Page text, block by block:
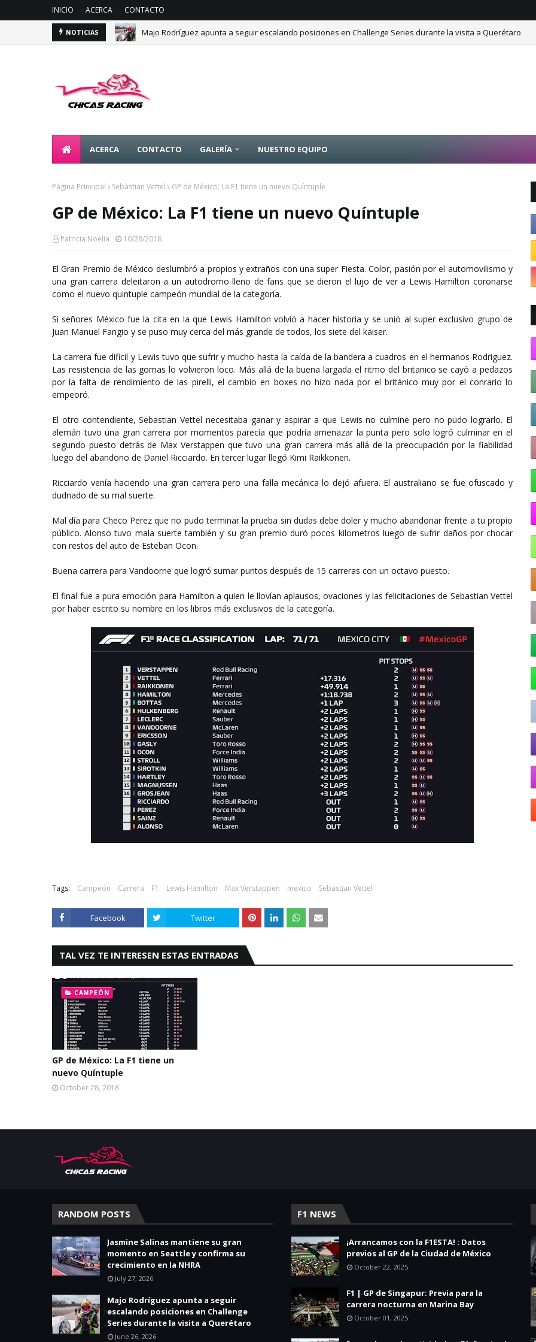
INICIO ACERCA CONTACTO
NOTICIAS Majo Rodríguez apunta a seguir escalando posiciones en Challenge Series durante la visita a Querétaro
ACERCA CONTACTO GALERÍA NUESTRO EQUIPO
Página Principal Sebastian Vettel GP de México: La F1 tiene un nuevo Quíntuple
GP de México: La F1 tiene un nuevo Quíntuple
Patricia Noelia 10/28/2018
El Gran Premio de México deslumbró a propios y extraños con una super Fiesta. Color, pasión por el automovilismo y
una gran carrera deleitaron a un autodromo lleno de fans que se dieron el lujo de ver a Lewis Hamilton coronarse
como el nuevo quintuple campeón mundial de la categoría.
Si señores México fue la cita en la que Lewis Hamilton volvió a hacer historia y se unió al super exclusivo grupo de
Juan Manuel Fangio y se puso muy cerca del más grande de todos, los siete del kaiser.
La carrera fue dificil y Lewis tuvo que sufrir y mucho hasta la caída de la bandera a cuadros en el hermanos Rodriguez.
Las resistencia de las gomas lo volvieron loco. Más allá de la buena largada el ritmo del britanico se cayó a pedazos
por la falta de rendimiento de las pirelli, el cambio en boxes no hizo nada por el británico muy por el conrario lo
empeoró.
El otro contendiente, Sebastian Vettel necesitaba ganar y aspirar a que Lewis no culmine pero no pudo lograrlo. El
alemán tuvo una gran carrera por momentos parecía que podría amenazar la punta pero solo logró culminar en el
segundo puesto detrás de Max Verstappen que tuvo una gran carrera más allá de la preocupación por la fiabilidad
luego del abandono de Daniel Ricciardo. En tercer lugar llegó Kimi Raikkonen.
Ricciardo venía haciendo una gran carrera pero una falla mecánica lo dejó afuera. El australiano se fue ofuscado y
dudnado de su mal suerte.
Mal día para Checo Perez que no pudo terminar la prueba sin dudas debe doler y mucho abandonar frente a tu propio
público. Alonso tuvo mala suerte también y su gran premio duró pocos kilometros luego de sufrir daños por chocar
con restos del auto de Esteban Ocon.
Buena carrera para Vandoorne que logró sumar puntos después de 15 carreras con un octavo puesto.
El final fue a pura emoción para Hamilton a quien le llovían aplausos, ovaciones y las felicitaciones de Sebastian Vettel
por haber escrito su nombre en los libros más exclusivos de la categoría.
Tags: Campeón Carrera F1 Lewis Hamilton Max Verstappen mexico Sebastian Vettel
Facebook Twitter
TAL VEZ TE INTERESEN ESTAS ENTRADAS
CAMPEÓN
GP de México: La F1 tiene un
nuevo Quíntuple
October 28, 2018
RANDOM POSTS
Jasmine Salinas mantiene su gran
momento en Seattle y confirma su
crecimiento en la NHRA
July 27, 2026
Majo Rodríguez apunta a seguir
escalando posiciones en Challenge
Series durante la visita a Querétaro
June 26, 2026
F1 NEWS
¡Arrancamos con la F1ESTA! : Datos
previos al GP de la Ciudad de México
October 22, 2025
F1 | GP de Singapur: Previa para la
carrera nocturna en Marina Bay
October 01, 2025